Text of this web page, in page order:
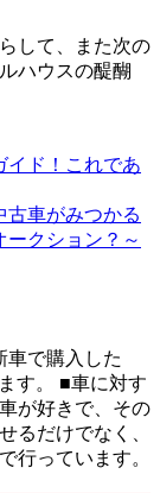
して、また次の
ハウスの醍醐
車で購入した
す。 ■車に対す
が好きで、その
るだけでなく、
行っています。